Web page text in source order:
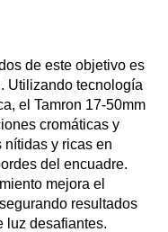
de este objetivo es
Utilizando tecnología
el Tamron 17-50mm
cromáticas y
y ricas en
del encuadre.
mejora el
resultados
luz desafiantes.